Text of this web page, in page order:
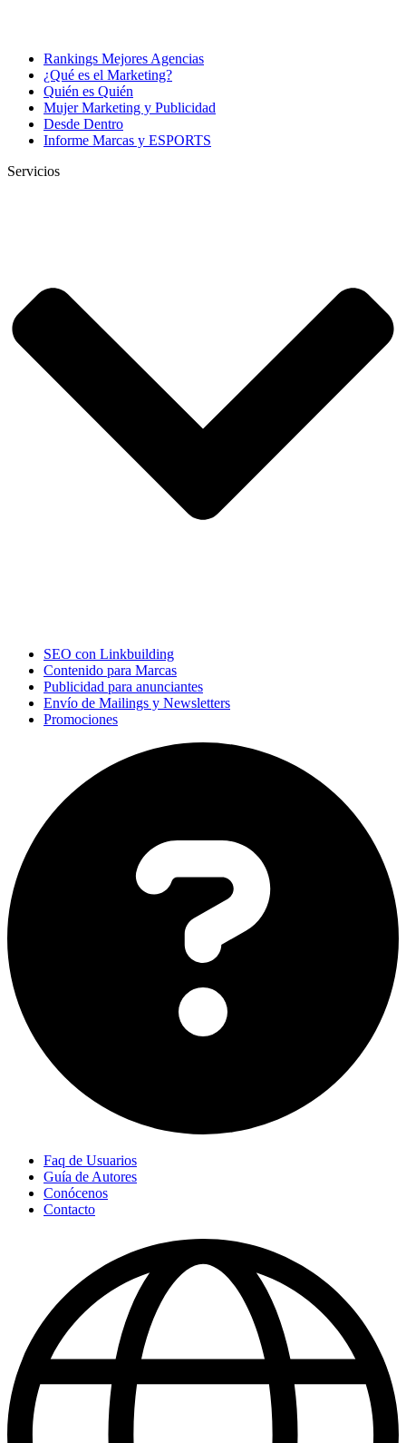
Rankings Mejores Agencias
¿Qué es el Marketing?
Quién es Quién
Mujer Marketing y Publicidad
Desde Dentro
Informe Marcas y ESPORTS
Servicios
SEO con Linkbuilding
Contenido para Marcas
Publicidad para anunciantes
Envío de Mailings y Newsletters
Promociones
Faq de Usuarios
Guía de Autores
Conócenos
Contacto